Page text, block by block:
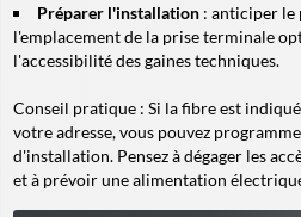
Préparer l'installation : anticiper le
l'emplacement de la prise terminale
l'accessibilité des gaines techniques.
Conseil pratique : Si la fibre est
votre adresse, vous pouvez
d'installation. Pensez à dégager les
et à prévoir une alimentation